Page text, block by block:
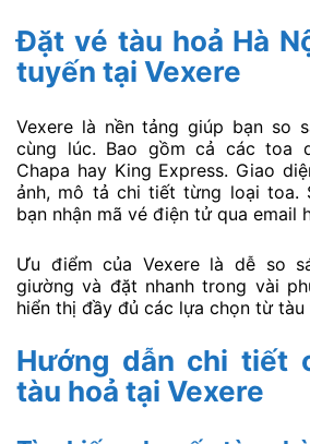
Đặt vé tàu hoả Hà
tuyến tại Vexere
Vexere là nền tảng giúp bạn so
cùng lúc. Bao gồm cả các toa
Chapa hay King Express. Giao
ảnh, mô tả chi tiết từng loại toa.
bạn nhận mã vé điện tử qua email
Ưu điểm của Vexere là dễ so
giường và đặt nhanh trong vài
hiển thị đầy đủ các lựa chọn từ tàu
Hướng dẫn chi tiết
tàu hoả tại Vexere